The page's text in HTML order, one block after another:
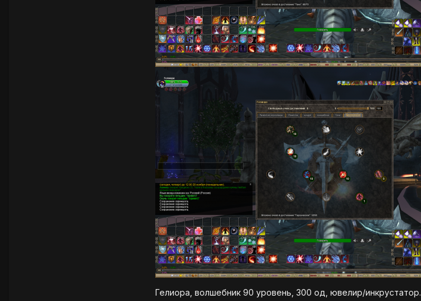
Гелиора, волшебник 90 уровень, 300 од, ювелир/инкрустатор.